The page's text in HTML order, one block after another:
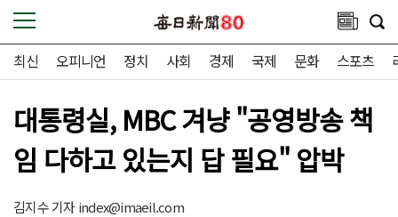
최신 오피니언 정치 사회 경제 국제 문화 스포츠
대통령실, MBC 겨냥 "공영방송 책
임 다하고 있는지 답 필요" 압박
김지수 기자index@imaeil.com